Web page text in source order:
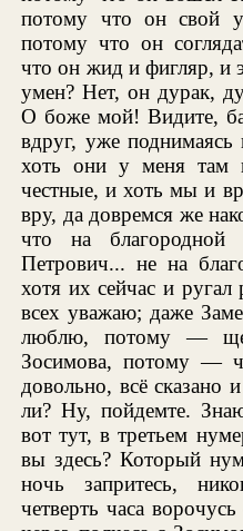
потому что он свой
потому что он
что он жид и фигляр, и
умен? Нет, он дурак,
О боже мой! Видите,
вдруг, уже
хоть они у меня там
честные, и хоть мы и
вру, да довремся же
что на
Петрович... не на
хотя их сейчас и ругал
всех уважаю; даже
люблю, потому —
Зосимова, потому —
довольно, всё
ли? Ну, пойдемте.
вот тут, в третьем
вы здесь? Который
ночь запритесь,
четверть часа